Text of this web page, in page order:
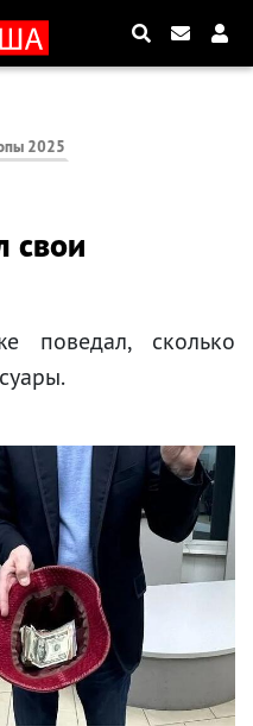
2025
свои
поведал, сколько